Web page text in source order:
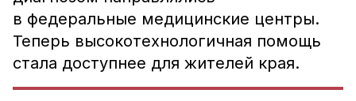
в федеральные медицинские центры.
Теперь высокотехнологичная помощь
стала доступнее для жителей края.